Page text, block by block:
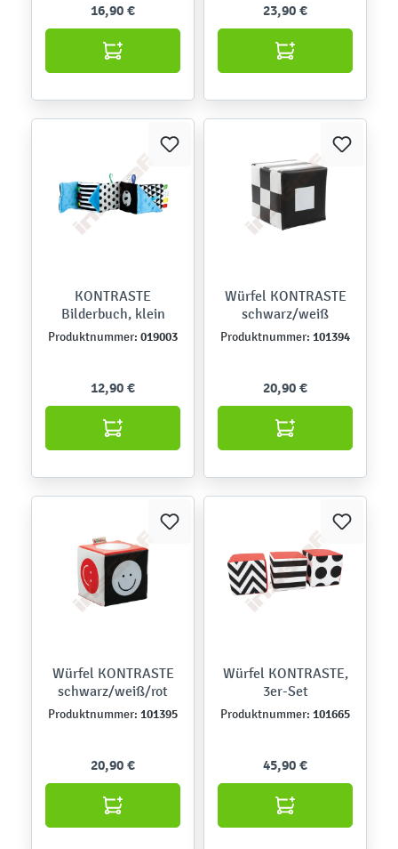
16,90 € 23,90 €
KONTRASTE
Bilderbuch, klein
Produktnummer: 019003
12,90 €
Würfel KONTRASTE
schwarz/weiß
Produktnummer: 101394
20,90 €
Würfel KONTRASTE
schwarz/weiß/rot
Produktnummer: 101395
20,90 €
Würfel KONTRASTE,
3er-Set
Produktnummer: 101665
45,90 €